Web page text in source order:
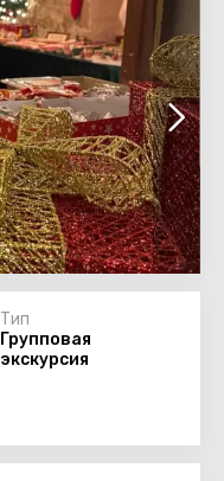
Тип
Групповая
экскурсия